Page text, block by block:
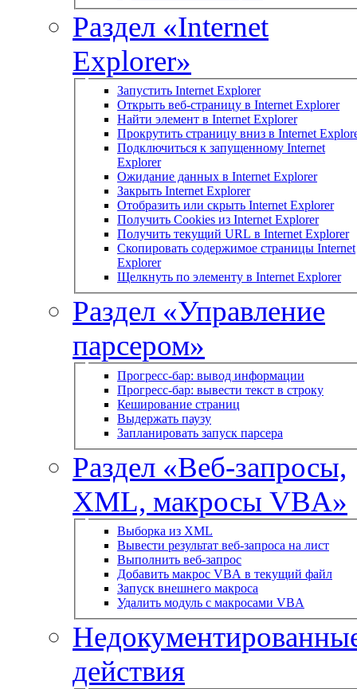
Раздел «Internet
Explorer»
Запустить Internet Explorer
Открыть веб-страницу в Internet Explorer
Найти элемент в Internet Explorer
Прокрутить страницу вниз в Internet
Подключиться к запущенному Internet
Explorer
Ожидание данных в Internet Explorer
Закрыть Internet Explorer
Отобразить или скрыть Internet Explorer
Получить Cookies из Internet Explorer
Получить текущий URL в Internet Explorer
Скопировать содержимое страницы Internet
Explorer
Щелкнуть по элементу в Internet Explorer
Раздел «Управление
парсером»
Прогресс-бар: вывод информации
Прогресс-бар: вывести текст в строку
Кеширование страниц
Выдержать паузу
Запланировать запуск парсера
Раздел «Веб-запросы,
XML, макросы VBA»
Выборка из XML
Вывести результат веб-запроса на лист
Выполнить веб-запрос
Добавить макрос VBA в текущий файл
Запуск внешнего макроса
Удалить модуль с макросами VBA
действия